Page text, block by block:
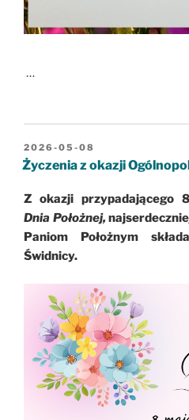
…
OPUBLIKOWANE
W
2026-05-08
Życzenia z okazji
Z okazji przypadającego
Dnia Położnej,
Paniom Położnym
Świdnicy.